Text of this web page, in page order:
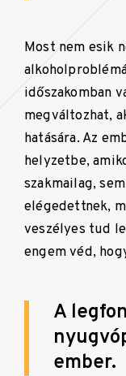
Most nem esik
időszakomban
megváltozhat,
hatására. Az
helyzetbe,
szakmailag,
elégedettnek,
veszélyes tud
engem véd,
A
ember.